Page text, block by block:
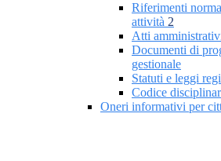
Riferimenti
attività 2
Atti
Documenti di
gestionale
Statuti e leggi
Codice
Oneri informativi per